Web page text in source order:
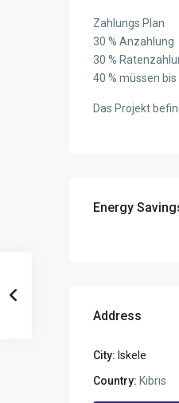
Zahlungs Plan
30 % Anzahlung
30 %
40 % müssen
Das Projekt
Energy
Address
City: Iskele
Country: Kıbrıs